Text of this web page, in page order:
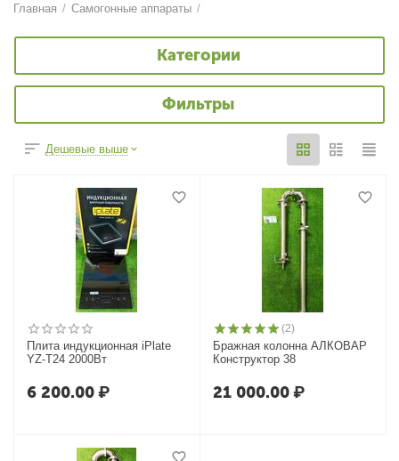
Главная / Самогонные аппараты /
Категории
Фильтры
Дешевые выше
Плита индукционная iPlate
YZ-T24 2000Вт
6 200.00₽
(2)
Бражная колонна АЛКОВАР
Конструктор 38
21 000.00₽